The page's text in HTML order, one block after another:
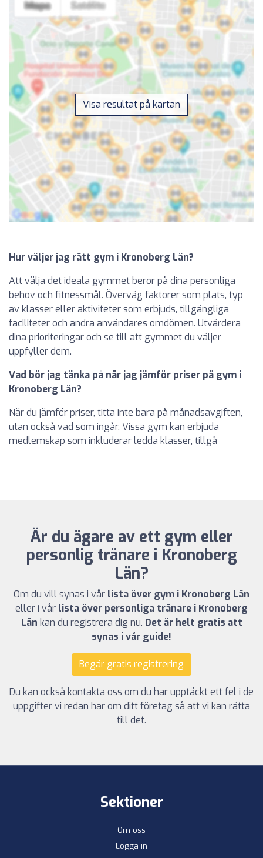
Visa resultat på kartan
Hur väljer jag rätt gym i Kronoberg Län?
Att välja det ideala gymmet beror på dina personliga
behov och fitnessmål. Överväg faktorer som plats, typ
av klasser eller aktiviteter som erbjuds, tillgängliga
faciliteter och andra användares omdömen. Utvärdera
dina prioriteringar och se till att gymmet du väljer
uppfyller dem.
Vad bör jag tänka på när jag jämför priser på gym i
Kronoberg Län?
När du jämför priser, titta inte bara på månadsavgiften,
utan också vad som ingår. Vissa gym kan erbjuda
medlemskap som inkluderar ledda klasser, tillgå
Är du ägare av ett gym eller
personlig tränare i Kronoberg
Län?
Om du vill synas i vår lista över gym i Kronoberg Län
eller i vår lista över personliga tränare i Kronoberg
Län kan du registrera dig nu. Det är helt gratis att
synas i vår guide!
Begär gratis registrering
Du kan också kontakta oss om du har upptäckt ett fel i de
uppgifter vi redan har om ditt företag så att vi kan rätta
till det.
Sektioner
Om oss
Logga in